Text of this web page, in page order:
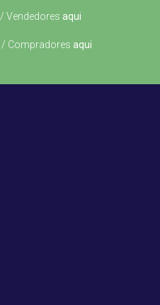
/ Vendedores aqui
/ Compradores aqui